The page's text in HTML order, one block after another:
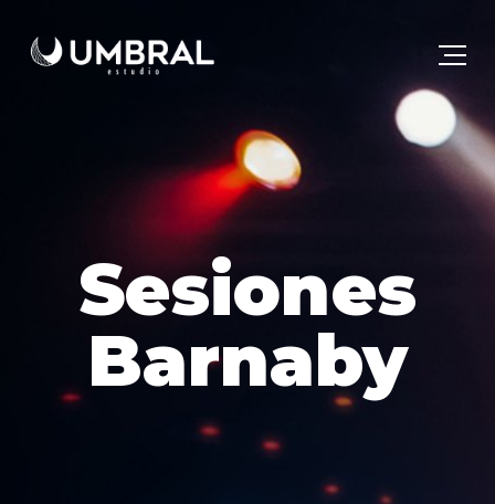
Sesiones
Barnaby